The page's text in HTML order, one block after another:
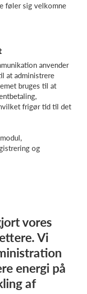
føler sig velkomne
anvender
at administrere
bruges til at
frigør tid til det
og
vores
Vi
energi på
af